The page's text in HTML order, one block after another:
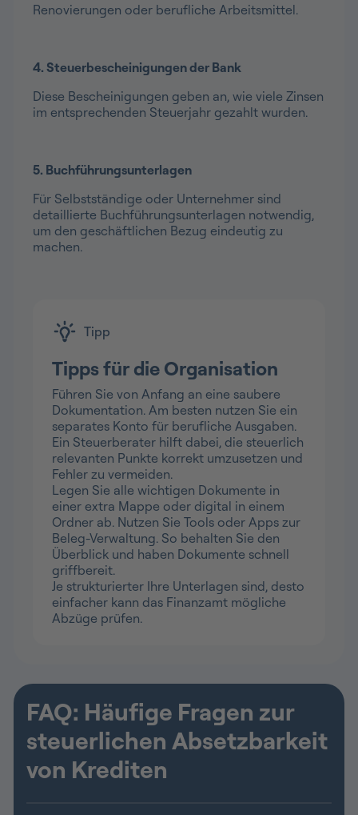
Renovierungen oder berufliche Arbeitsmittel.
4. Steuerbescheinigungen der Bank
Diese Bescheinigungen geben an, wie viele Zinsen
im entsprechenden Steuerjahr gezahlt wurden.
5. Buchführungsunterlagen
Für Selbstständige oder Unternehmer sind
detaillierte Buchführungsunterlagen notwendig,
um den geschäftlichen Bezug eindeutig zu
machen.
Tipp
Tipps für die Organisation
Führen Sie von Anfang an eine saubere
Dokumentation. Am besten nutzen Sie ein
separates Konto für berufliche Ausgaben.
Ein Steuerberater hilft dabei, die steuerlich
relevanten Punkte korrekt umzusetzen und
Fehler zu vermeiden.
Legen Sie alle wichtigen Dokumente in
einer extra Mappe oder digital in einem
Ordner ab. Nutzen Sie Tools oder Apps zur
Beleg-Verwaltung. So behalten Sie den
Überblick und haben Dokumente schnell
griffbereit.
Je strukturierter Ihre Unterlagen sind, desto
einfacher kann das Finanzamt mögliche
Abzüge prüfen.
FAQ: Häufige Fragen zur
steuerlichen Absetzbarkeit
von Krediten